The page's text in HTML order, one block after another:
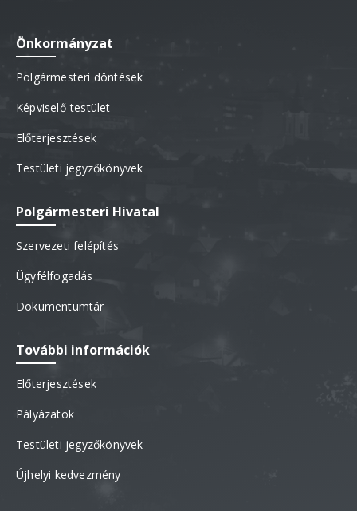
Önkormányzat
Polgármesteri döntések
Képviselő-testület
Előterjesztések
Testületi jegyzőkönyvek
Polgármesteri Hivatal
Szervezeti felépítés
Ügyfélfogadás
Dokumentumtár
További információk
Előterjesztések
Pályázatok
Testületi jegyzőkönyvek
Újhelyi kedvezmény